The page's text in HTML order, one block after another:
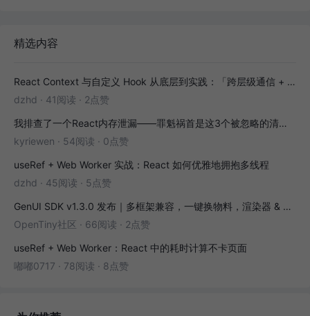
精选内容
React Context 与自定义 Hook 从底层到实践：「跨层级通信 + 副作用封装」全解析
dzhd · 41阅读 · 2点赞
我排查了一个React内存泄漏——罪魁祸首是这3个被忽略的清理函数
kyriewen · 54阅读 · 0点赞
useRef + Web Worker 实战：React 如何优雅地拥抱多线程
dzhd · 45阅读 · 5点赞
GenUI SDK v1.3.0 发布｜多框架兼容，一键换物料，渲染器 & 演练场全面增强！
OpenTiny社区 · 66阅读 · 2点赞
useRef + Web Worker：React 中的耗时计算不卡页面
嘟嘟0717 · 78阅读 · 8点赞